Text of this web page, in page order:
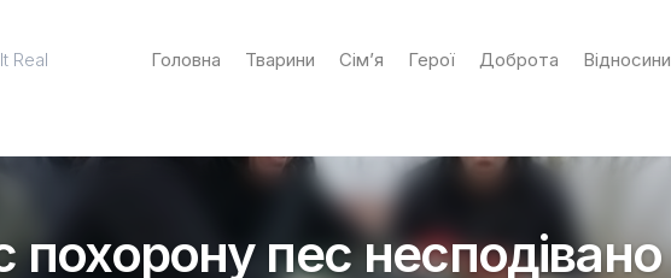
Real Головна Тварини Сім’я Герої Доброта Відносини
похорону пес несподівано